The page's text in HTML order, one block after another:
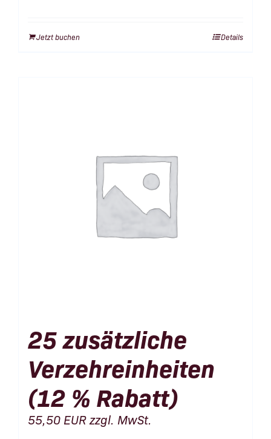
Jetzt buchen Details
25 zusätzliche
Verzehreinheiten
(12 % Rabatt)
55,50 EURzzgl. MwSt.